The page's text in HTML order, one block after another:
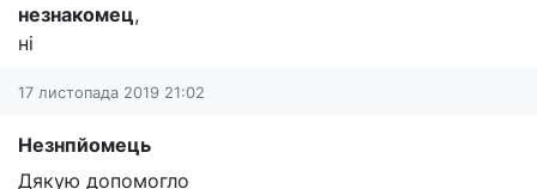
незнакомец,
ні
17 листопада 2019 21:02
Незнпйомець
Дякую допомогло